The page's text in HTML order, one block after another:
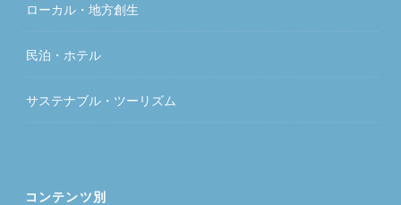
ローカル・地方創生
民泊・ホテル
サステナブル・ツーリズム
コンテンツ別